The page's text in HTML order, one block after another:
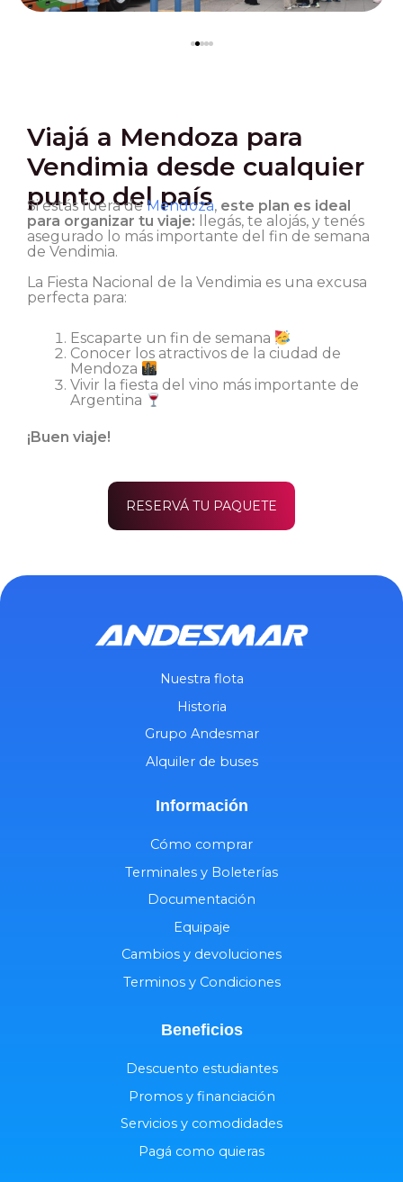
Viajá a Mendoza para
Vendimia desde cualquier
punto del país
Si estás fuera de Mendoza, este plan es ideal
para organizar tu viaje: llegás, te alojás, y tenés
asegurado lo más importante del fin de semana
de Vendimia.
La Fiesta Nacional de la Vendimia es una excusa
perfecta para:
Escaparte un fin de semana
Conocer los atractivos de la ciudad de
Mendoza
Vivir la fiesta del vino más importante de
Argentina
¡Buen viaje!
RESERVÁ TU PAQUETE
Nuestra flota
Historia
Grupo Andesmar
Alquiler de buses
Información
Cómo comprar
Terminales y Boleterías
Documentación
Equipaje
Cambios y devoluciones
Terminos y Condiciones
Beneficios
Descuento estudiantes
Promos y financiación
Servicios y comodidades
Pagá como quieras